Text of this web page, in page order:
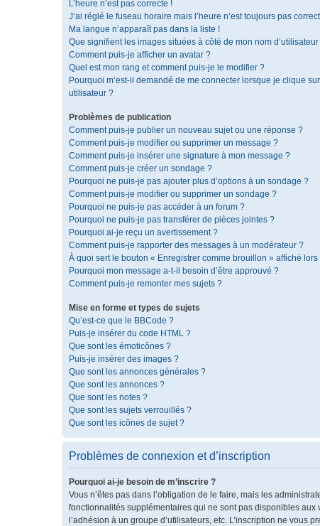
L’heure n’est pas correcte !
J’ai réglé le fuseau horaire mais l’heure n’est toujours pas
Ma langue n’apparaît pas dans la liste !
Que signifient les images situées à côté de mon nom d’utilisateur
Comment puis-je afficher un avatar ?
Quel est mon rang et comment puis-je le modifier ?
Pourquoi m’est-il demandé de me connecter lorsque je clique
utilisateur ?
Problèmes de publication
Comment puis-je publier un nouveau sujet ou une réponse ?
Comment puis-je modifier ou supprimer un message ?
Comment puis-je insérer une signature à mon message ?
Comment puis-je créer un sondage ?
Pourquoi ne puis-je pas ajouter plus d’options à un sondage ?
Comment puis-je modifier ou supprimer un sondage ?
Pourquoi ne puis-je pas accéder à un forum ?
Pourquoi ne puis-je pas transférer de pièces jointes ?
Pourquoi ai-je reçu un avertissement ?
Comment puis-je rapporter des messages à un modérateur ?
À quoi sert le bouton « Enregistrer comme brouillon » affiché
Pourquoi mon message a-t-il besoin d’être approuvé ?
Comment puis-je remonter mes sujets ?
Mise en forme et types de sujets
Qu’est-ce que le BBCode ?
Puis-je insérer du code HTML ?
Que sont les émoticônes ?
Puis-je insérer des images ?
Que sont les annonces générales ?
Que sont les annonces ?
Que sont les notes ?
Que sont les sujets verrouillés ?
Que sont les icônes de sujet ?
Problèmes de connexion et d’inscription
Pourquoi ai-je besoin de m’inscrire ?
Vous n’êtes pas dans l’obligation de le faire, mais les
fonctionnalités supplémentaires qui ne sont pas disponibles aux
l’adhésion à un groupe d’utilisateurs, etc. L’inscription ne vous